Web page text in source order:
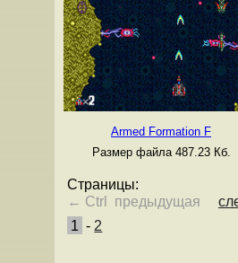
Armed Formation F
Размер файла 487.23 Кб.
Страницы:
← Ctrl предыдущая
1 - 2